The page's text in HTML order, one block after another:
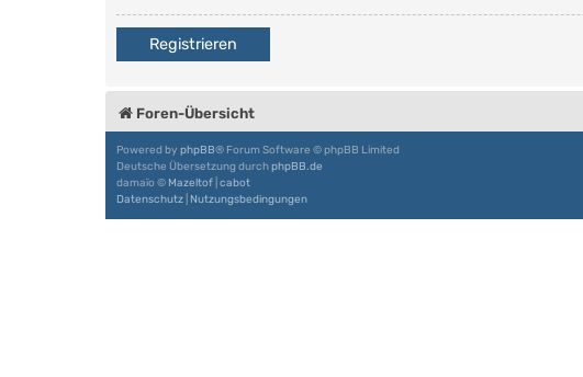
Registrieren
Foren-Übersicht
Powered by phpBB® Forum Software © phpBB Limited
Deutsche Übersetzung durchphpBB.de
damaïo © Mazeltof cabot
Datenschutz Nutzungsbedingungen